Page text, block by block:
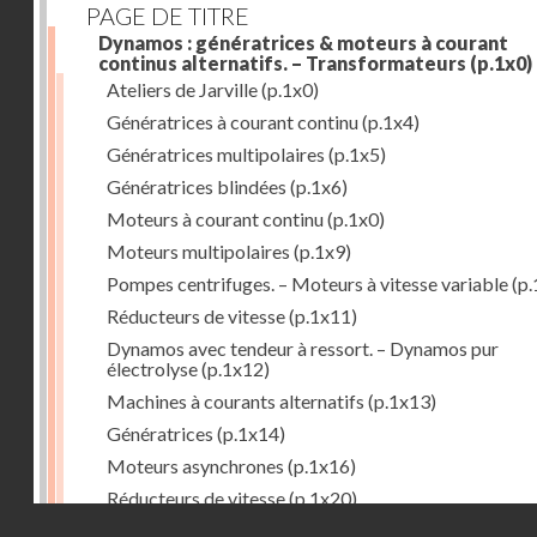
PAGE DE TITRE
Dynamos : génératrices & moteurs à courant
continus alternatifs. – Transformateurs (p.1x0)
Ateliers de Jarville(p.1x0)
Génératrices à courant continu(p.1x4)
Génératrices multipolaires (p.1x5)
Génératrices blindées (p.1x6)
Moteurs à courant continu(p.1x0)
Moteurs multipolaires (p.1x9)
Pompes centrifuges. – Moteurs à vitesse variable
Réducteurs de vitesse(p.1x11)
Dynamos avec tendeur à ressort. – Dynamos pur
électrolyse(p.1x12)
Machines à courants alternatifs (p.1x13)
Génératrices (p.1x14)
Moteurs asynchrones (p.1x16)
Réducteurs de vitesse(p.1x20)